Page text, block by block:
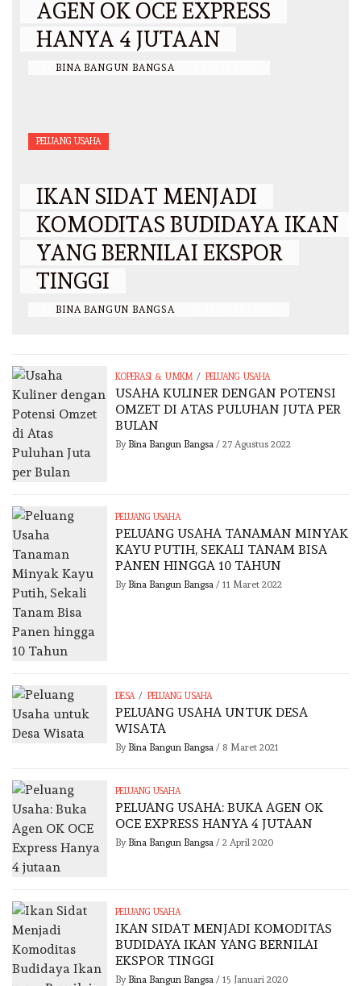
AGEN OK OCE EXPRESS
HANYA 4 JUTAAN
BINA BANGUN BANGSA
PELUANG USAHA
IKAN SIDAT MENJADI
KOMODITAS BUDIDAYA IKAN
YANG BERNILAI EKSPOR
TINGGI
BINA BANGUN BANGSA
KOPERASI & UMKM / PELUANG USAHA
USAHA KULINER DENGAN POTENSI
OMZET DI ATAS PULUHAN JUTA PER
BULAN
By Bina Bangun Bangsa/ 27 Agustus 2022
PELUANG USAHA
PELUANG USAHA TANAMAN MINYAK
KAYU PUTIH, SEKALI TANAM BISA
PANEN HINGGA 10 TAHUN
By Bina Bangun Bangsa/ 11 Maret 2022
DESA / PELUANG USAHA
PELUANG USAHA UNTUK DESA
WISATA
By Bina Bangun Bangsa/ 8 Maret 2021
PELUANG USAHA
PELUANG USAHA: BUKA AGEN OK
OCE EXPRESS HANYA 4 JUTAAN
By Bina Bangun Bangsa/ 2 April 2020
PELUANG USAHA
IKAN SIDAT MENJADI KOMODITAS
BUDIDAYA IKAN YANG BERNILAI
EKSPOR TINGGI
By Bina Bangun Bangsa/ 15 Januari 2020